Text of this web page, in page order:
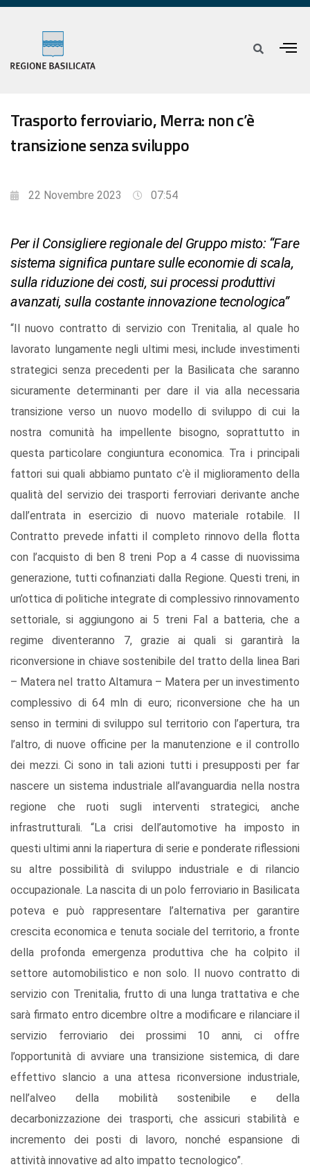
Trasporto ferroviario, Merra: non c’è
transizione senza sviluppo
22 Novembre 2023 07:54
Per il Consigliere regionale del Gruppo misto: “Fare
sistema significa puntare sulle economie di scala,
sulla riduzione dei costi, sui processi produttivi
avanzati, sulla costante innovazione tecnologica”
“Il nuovo contratto di servizio con Trenitalia, al quale ho
lavorato lungamente negli ultimi mesi, include investimenti
strategici senza precedenti per la Basilicata che saranno
sicuramente determinanti per dare il via alla necessaria
transizione verso un nuovo modello di sviluppo di cui la
nostra comunità ha impellente bisogno, soprattutto in
questa particolare congiuntura economica. Tra i principali
fattori sui quali abbiamo puntato c’è il miglioramento della
qualità del servizio dei trasporti ferroviari derivante anche
dall’entrata in esercizio di nuovo materiale rotabile. Il
Contratto prevede infatti il completo rinnovo della flotta
con l’acquisto di ben 8 treni Pop a 4 casse di nuovissima
generazione, tutti cofinanziati dalla Regione. Questi treni, in
un’ottica di politiche integrate di complessivo rinnovamento
settoriale, si aggiungono ai 5 treni Fal a batteria, che a
regime diventeranno 7, grazie ai quali si garantirà la
riconversione in chiave sostenibile del tratto della linea Bari
– Matera nel tratto Altamura – Matera per un investimento
complessivo di 64 mln di euro; riconversione che ha un
senso in termini di sviluppo sul territorio con l’apertura, tra
l’altro, di nuove officine per la manutenzione e il controllo
dei mezzi. Ci sono in tali azioni tutti i presupposti per far
nascere un sistema industriale all’avanguardia nella nostra
regione che ruoti sugli interventi strategici, anche
infrastrutturali. “La crisi dell’automotive ha imposto in
questi ultimi anni la riapertura di serie e ponderate riflessioni
su altre possibilità di sviluppo industriale e di rilancio
occupazionale. La nascita di un polo ferroviario in Basilicata
poteva e può rappresentare l’alternativa per garantire
crescita economica e tenuta sociale del territorio, a fronte
della profonda emergenza produttiva che ha colpito il
settore automobilistico e non solo. Il nuovo contratto di
servizio con Trenitalia, frutto di una lunga trattativa e che
sarà firmato entro dicembre oltre a modificare e rilanciare il
servizio ferroviario dei prossimi 10 anni, ci offre
l’opportunità di avviare una transizione sistemica, di dare
effettivo slancio a una attesa riconversione industriale,
nell’alveo della mobilità sostenibile e della
decarbonizzazione dei trasporti, che assicuri stabilità e
incremento dei posti di lavoro, nonché espansione di
attività innovative ad alto impatto tecnologico”.